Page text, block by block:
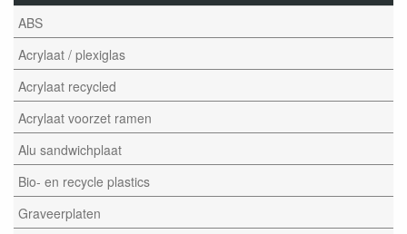
ABS
Acrylaat / plexiglas
Acrylaat recycled
Acrylaat voorzet ramen
Alu sandwichplaat
Bio- en recycle plastics
Graveerplaten